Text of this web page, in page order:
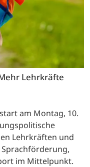
Lehrkräfte
am Montag, 10.
Lehrkräften und
im Mittelpunkt.